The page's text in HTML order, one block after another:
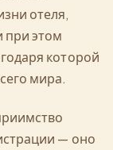
отеля,
при этом
которой
мира.
— оно